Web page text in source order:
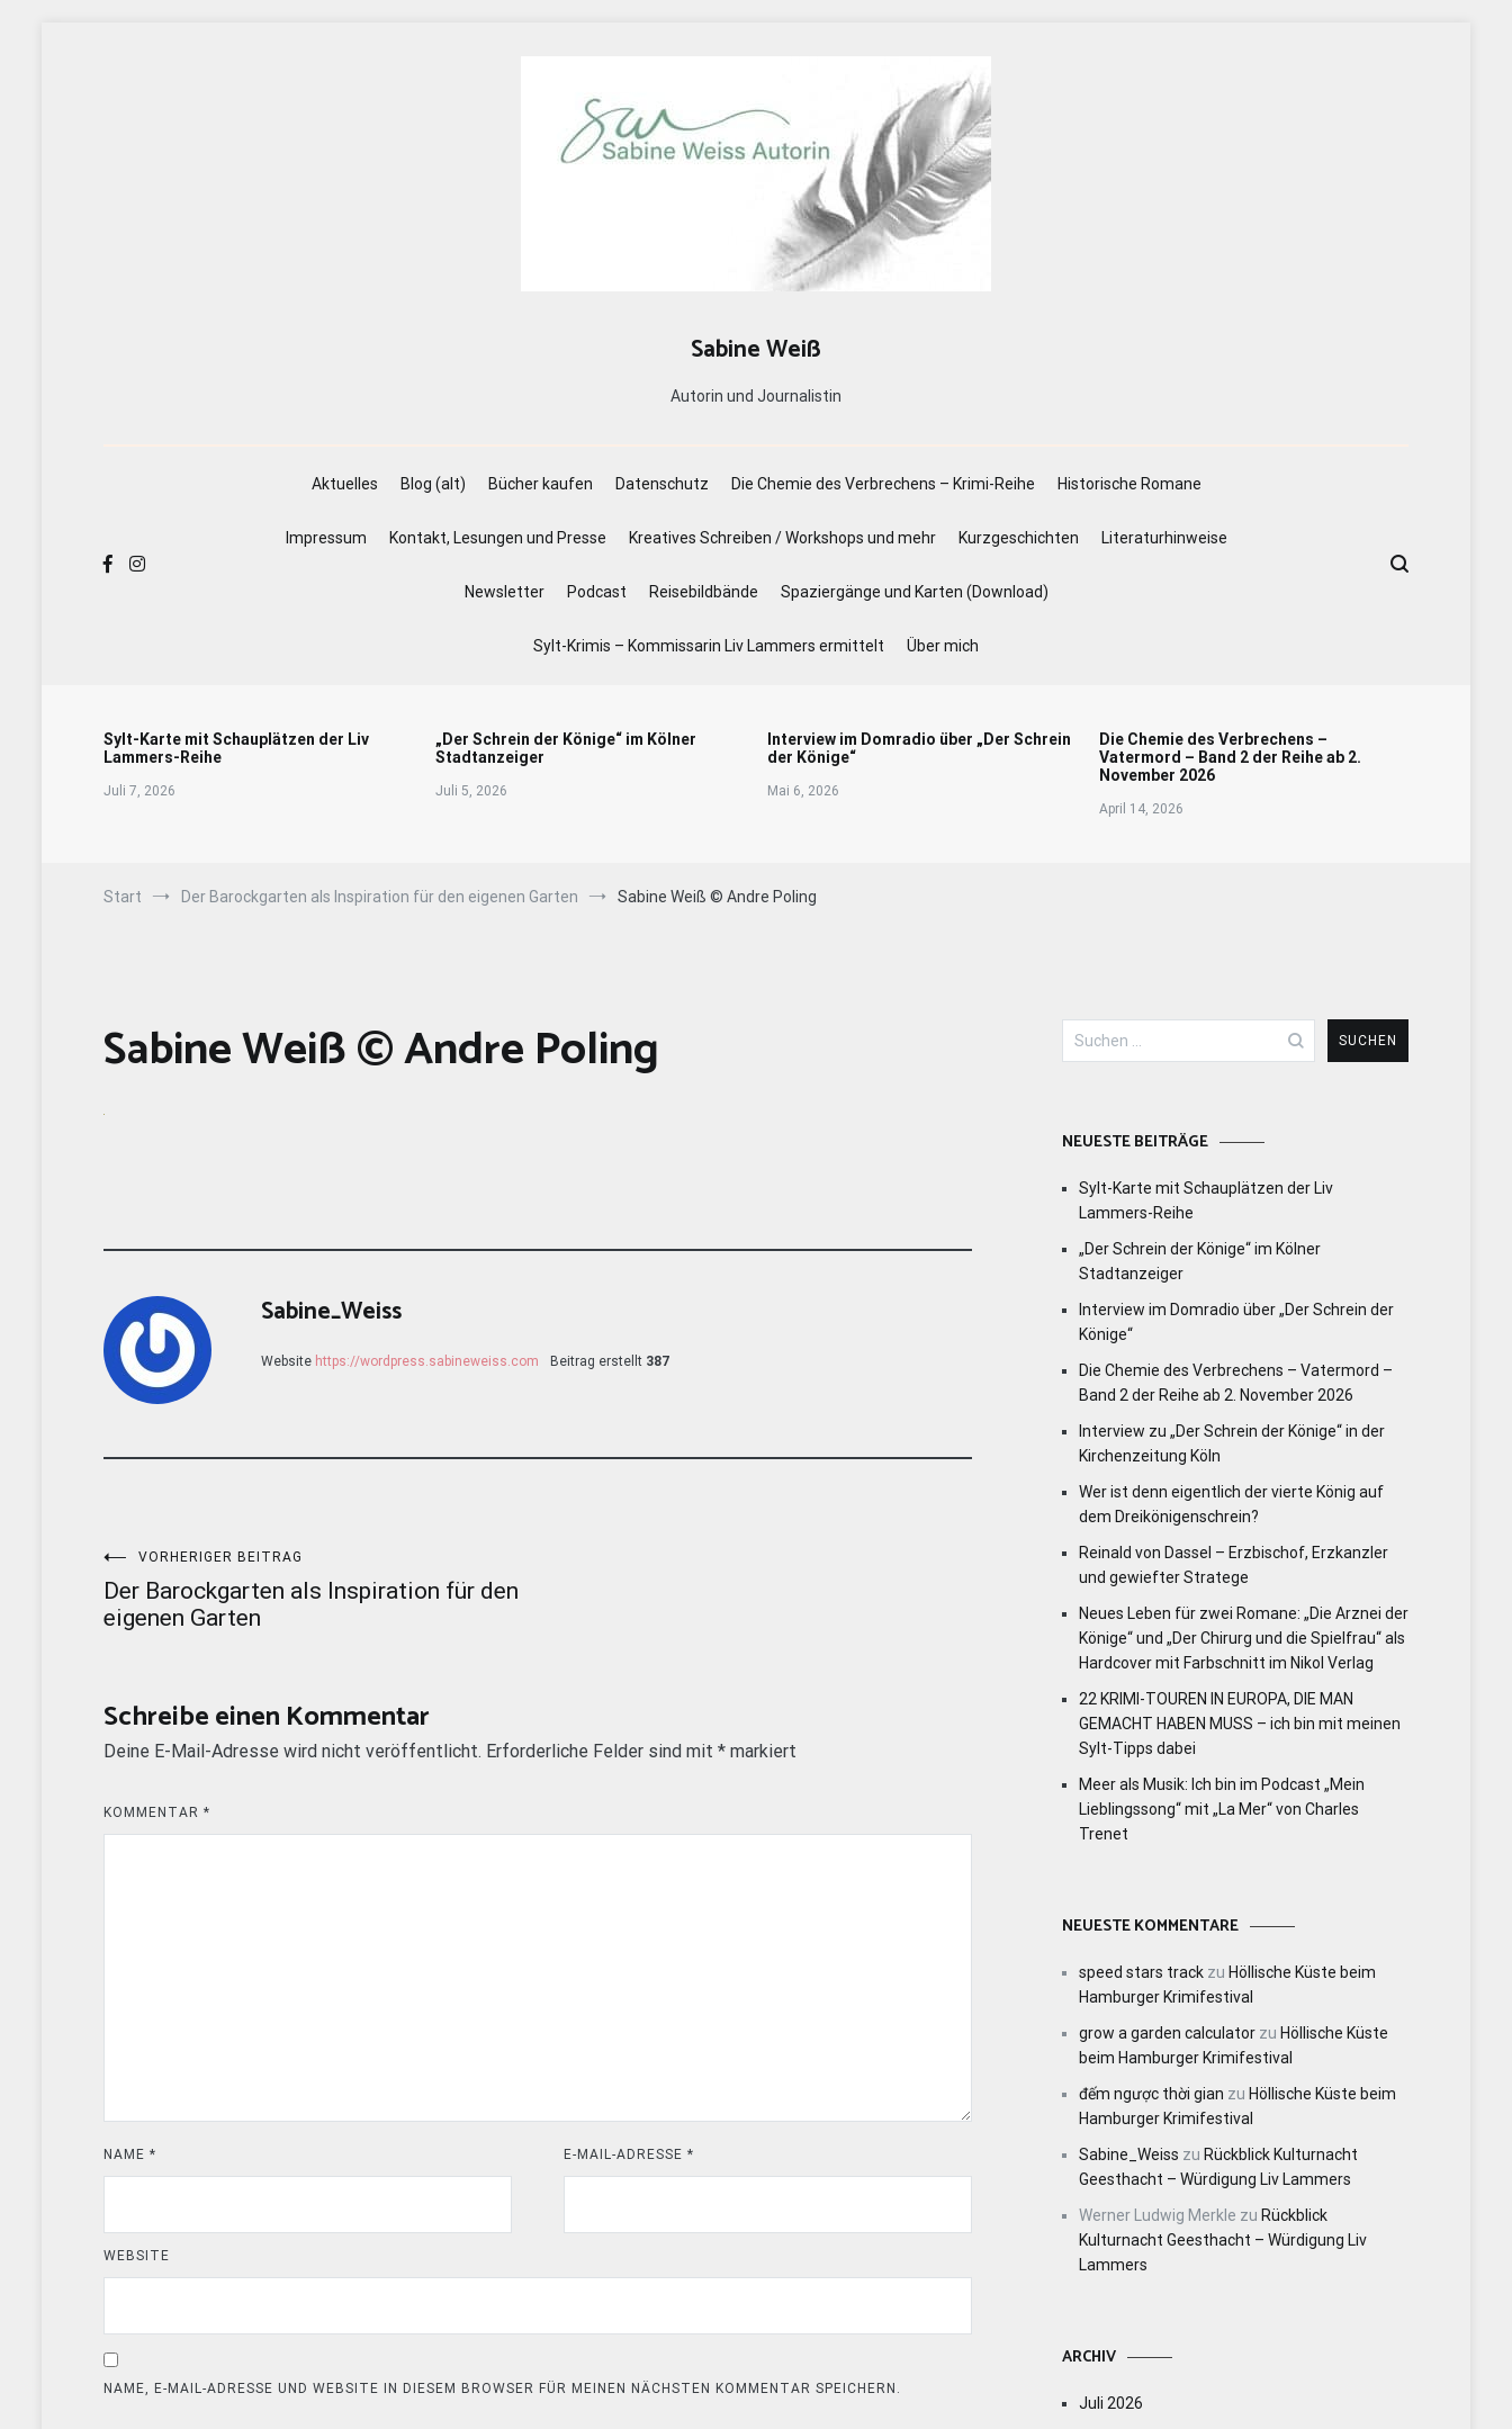
Sabine Weiß
Autorin und Journalistin
Aktuelles Blog (alt) Bücher kaufen Datenschutz Die Chemie des Verbrechens – Krimi-Reihe Historische Romane
Impressum Kontakt, Lesungen und Presse Kreatives Schreiben / Workshops und mehr Kurzgeschichten Literaturhinweise
Newsletter Podcast Reisebildbände Spaziergänge und Karten (Download)
Sylt-Krimis – Kommissarin Liv Lammers ermittelt Über mich
Sylt-Karte mit Schauplätzen der Liv
Lammers-Reihe
Juli 7, 2026
„Der Schrein der Könige“ im Kölner
Stadtanzeiger
Juli 5, 2026
Interview im Domradio über „Der Schrein
der Könige“
Mai 6, 2026
Die Chemie des Verbrechens –
Vatermord – Band 2 der Reihe ab 2.
November 2026
April 14, 2026
Start Der Barockgarten als Inspiration für den eigenen Garten Sabine Weiß © Andre Poling
Sabine Weiß © Andre Poling
Sabine_Weiss
Website https://wordpress.sabineweiss.com Beitrag erstellt 387
Beitragsnavigation
VORHERIGER BEITRAG
Der Barockgarten als Inspiration für den
eigenen Garten
Schreibe einen Kommentar
Deine E-Mail-Adresse wird nicht veröffentlicht. Erforderliche Felder sind mit * markiert
KOMMENTAR *
NAME * E-MAIL-ADRESSE*
WEBSITE
NAME, E-MAIL-ADRESSE UND WEBSITE IN DIESEM BROWSER FÜR MEINEN NÄCHSTEN KOMMENTAR SPEICHERN.
Suchen
nach:
NEUESTE BEITRÄGE
Sylt-Karte mit Schauplätzen der Liv
Lammers-Reihe
„Der Schrein der Könige“ im Kölner
Stadtanzeiger
Interview im Domradio über „Der Schrein der
Könige“
Die Chemie des Verbrechens – Vatermord –
Band 2 der Reihe ab 2. November 2026
Interview zu „Der Schrein der Könige“ in der
Kirchenzeitung Köln
Wer ist denn eigentlich der vierte König auf
dem Dreikönigenschrein?
Reinald von Dassel – Erzbischof, Erzkanzler
und gewiefter Stratege
Neues Leben für zwei Romane: „Die Arznei der
Könige“ und „Der Chirurg und die Spielfrau“ als
Hardcover mit Farbschnitt im Nikol Verlag
22 KRIMI-TOUREN IN EUROPA, DIE MAN
GEMACHT HABEN MUSS – ich bin mit meinen
Sylt-Tipps dabei
Meer als Musik: Ich bin im Podcast „Mein
Lieblingssong“ mit „La Mer“ von Charles
Trenet
NEUESTE KOMMENTARE
speed stars track zu Höllische Küste beim
Hamburger Krimifestival
grow a garden calculator zu Höllische Küste
beim Hamburger Krimifestival
đếm ngược thời gian zu Höllische Küste beim
Hamburger Krimifestival
Sabine_Weiss zu Rückblick Kulturnacht
Geesthacht – Würdigung Liv Lammers
Werner Ludwig Merkle zu Rückblick
Kulturnacht Geesthacht – Würdigung Liv
Lammers
ARCHIV
Juli 2026